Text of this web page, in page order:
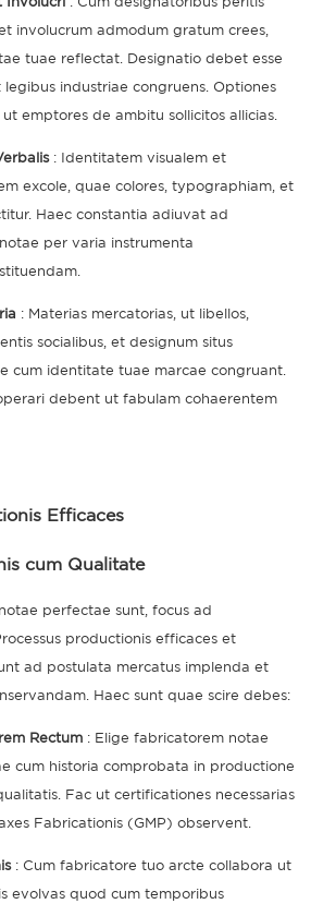
Involucri : Cum designatoribus peritis
involucrum admodum gratum crees,
tuae reflectat. Designatio debet esse
legibus industriae congruens. Optiones
emptores de ambitu sollicitos allicias.
: Identitatem visualem et
excole, quae colores, typographiam, et
Haec constantia adiuvat ad
per varia instrumenta
: Materias mercatorias, ut libellos,
socialibus, et designum situs
cum identitate tuae marcae congruant.
debent ut fabulam cohaerentem
Efficaces
cum Qualitate
perfectae sunt, focus ad
productionis efficaces et
ad postulata mercatus implenda et
Haec sunt quae scire debes:
Rectum : Elige fabricatorem notae
cum historia comprobata in productione
Fac ut certificationes necessarias
Fabricationis (GMP) observent.
: Cum fabricatore tuo arcte collabora ut
evolvas quod cum temporibus